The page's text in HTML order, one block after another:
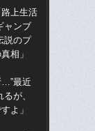
上生活
ャンブ
説のプ
相」
…”最近
が、
よ」